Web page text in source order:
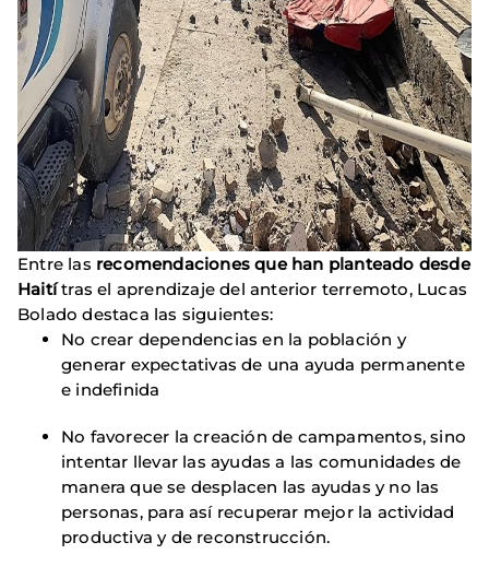
Entre las recomendaciones que han planteado desde
Haitítras el aprendizaje del anterior terremoto, Lucas
Bolado destaca las siguientes:
No crear dependencias en la población y
generar expectativas de una ayuda permanente
e indefinida
No favorecer la creación de campamentos, sino
intentar llevar las ayudas a las comunidades de
manera que se desplacen las ayudas y no las
personas, para así recuperar mejor la actividad
productiva y de reconstrucción.